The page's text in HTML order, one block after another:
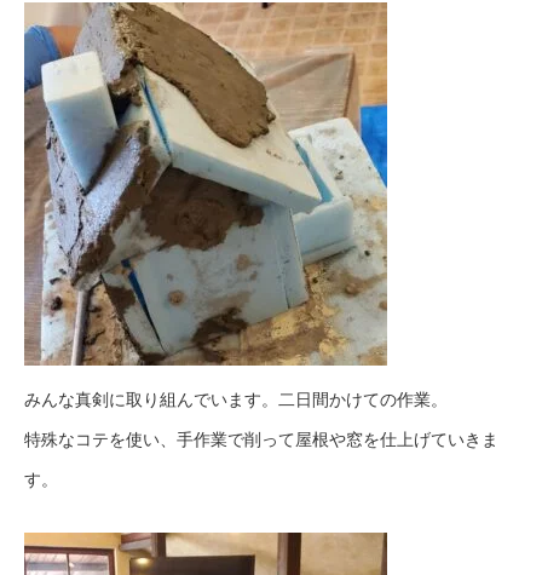
みんな真剣に取り組んでいます。二日間かけての作業。
特殊なコテを使い、手作業で削って屋根や窓を仕上げていきま
す。